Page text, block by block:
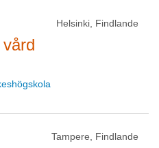
Helsinki, Findlande
Tampere, Findlande